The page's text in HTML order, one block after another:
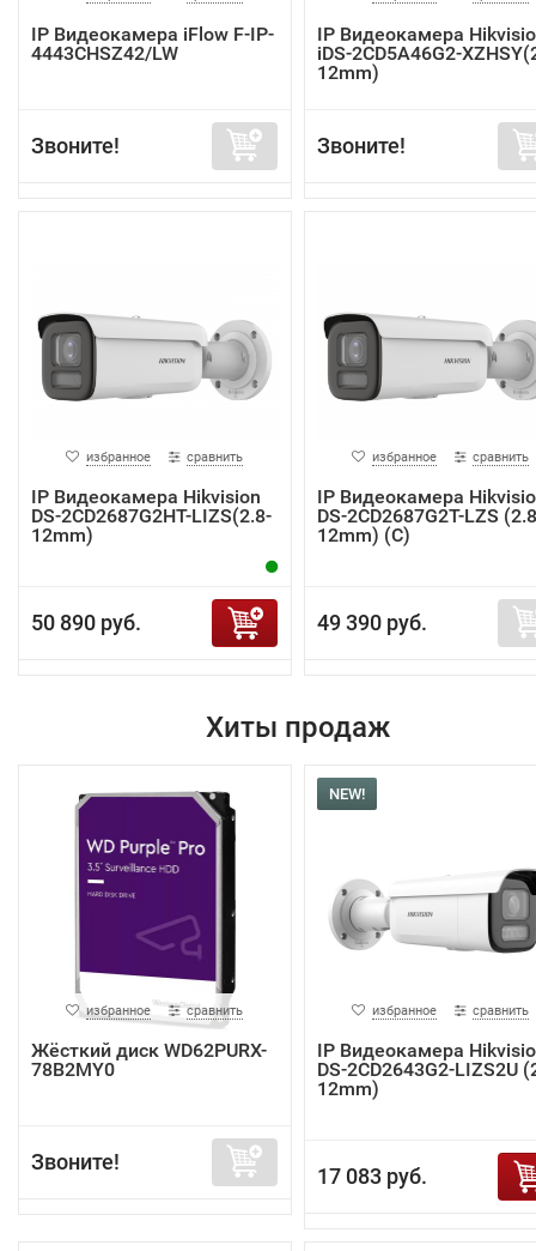
IP Видеокамера iFlow F-IP-
4443CHSZ42/LW
Звоните!
IP Видеокамера
iDS-2CD5A46G2-
12mm)
Звоните!
избранное сравнить
IP Видеокамера Hikvision
DS-2CD2687G2HT-LIZS(2.8-
12mm)
50 890 руб.
избранное сравнить
IP Видеокамера
DS-2CD2687G2T-LZS
12mm) (C)
49 390 руб.
Хиты продаж
избранное сравнить
Жёсткий диск WD62PURX-
78B2MY0
Звоните!
NEW!
избранное сравнить
IP Видеокамера
DS-2CD2643G2-LIZS2U
12mm)
17 083 руб.